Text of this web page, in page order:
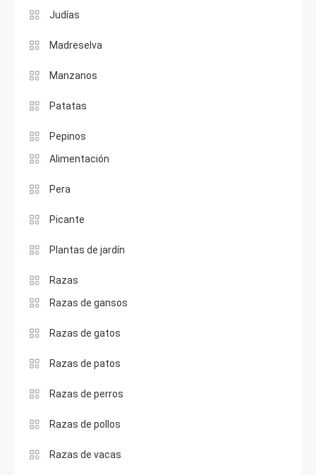
Judías
Madreselva
Manzanos
Patatas
Pepinos
Alimentación
Pera
Picante
Plantas de jardín
Razas
Razas de gansos
Razas de gatos
Razas de patos
Razas de perros
Razas de pollos
Razas de vacas